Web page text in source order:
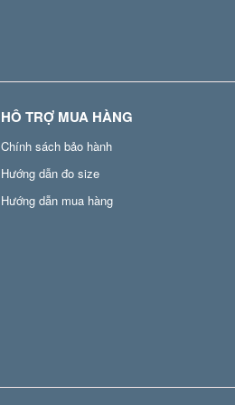
HỖ TRỢ MUA HÀNG
Chính sách bảo hành
Hướng dẫn đo size
Hướng dẫn mua hàng